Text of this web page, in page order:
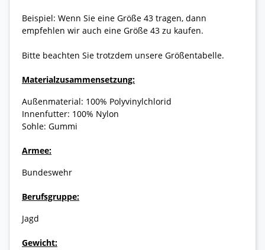
Beispiel: Wenn Sie eine Größe 43 tragen, dann
empfehlen wir auch eine Größe 43 zu kaufen.
Bitte beachten Sie trotzdem unsere Größentabelle.
Materialzusammensetzung:
Außenmaterial: 100% Polyvinylchlorid
Innenfutter: 100% Nylon
Sohle: Gummi
Armee:
Bundeswehr
Berufsgruppe:
Jagd
Gewicht: